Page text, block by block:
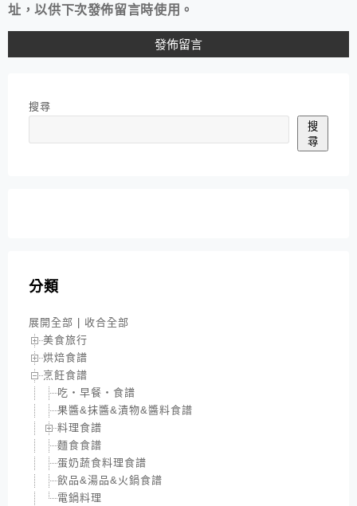
址，以供下次發佈留言時使用。
搜尋
搜
尋
分類
展開全部
收合全部
美食旅行
烘焙食譜
烹飪食譜
吃‧早餐‧食譜
果醬&抹醬&漬物&醬料食譜
料理食譜
麵食食譜
蛋奶蔬食料理食譜
飲品&湯品&火鍋食譜
電鍋料理